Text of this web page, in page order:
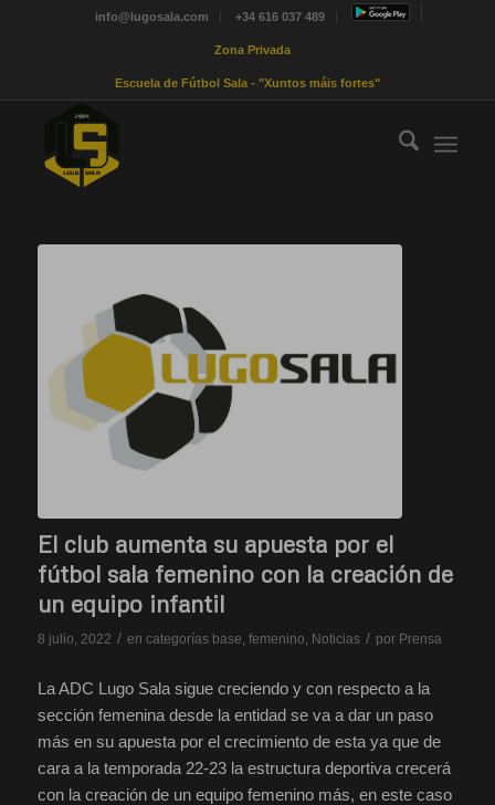
info@lugosala.com +34 616 037 489
Zona Privada
Escuela de Fútbol Sala - "Xuntos máis fortes"
El club aumenta su apuesta por el
fútbol sala femenino con la creación de
un equipo infantil
8 julio, 2022 / en categorías base, femenino, Noticias / por Prensa
La ADC Lugo Sala sigue creciendo y con respecto a la
sección femenina desde la entidad se va a dar un paso
más en su apuesta por el crecimiento de esta ya que de
cara a la temporada 22-23 la estructura deportiva crecerá
con la creación de un equipo femenino más, en este caso